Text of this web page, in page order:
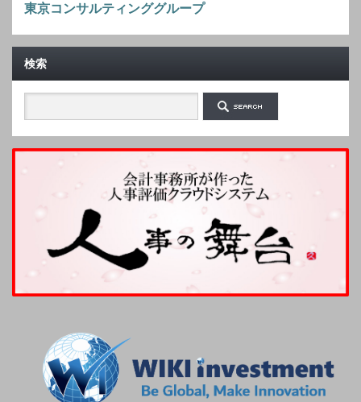
東京コンサルティンググループ
検索